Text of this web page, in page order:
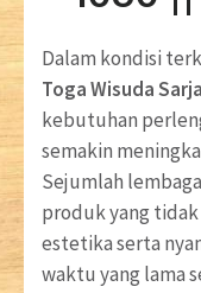
Dalam kondisi
Toga Wisuda
kebutuhan
semakin
Sejumlah
produk yang
estetika serta
waktu yang lama